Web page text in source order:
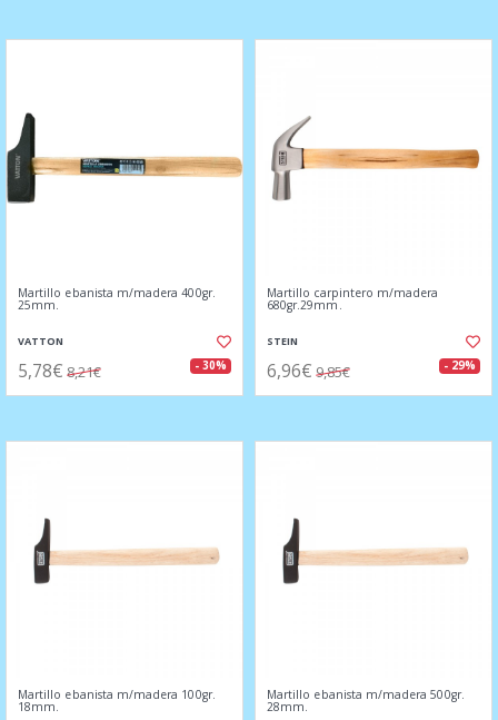
Martillo ebanista m/madera 400gr.
25mm.
VATTON
5,78€ 8,21€ - 30%
Martillo carpintero m/madera
680gr.29mm.
STEIN
6,96€ 9,85€ - 29%
Martillo ebanista m/madera 100gr.
18mm.
Martillo ebanista m/madera 500gr.
28mm.